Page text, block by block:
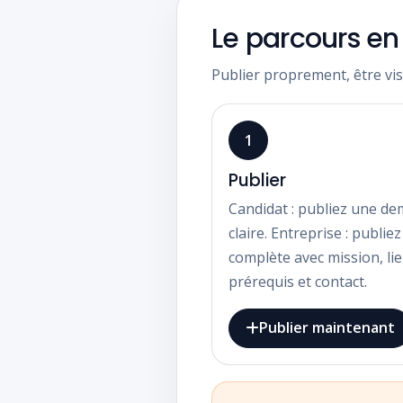
Le parcours
Publier proprement, être
1
Publier
Candidat : publiez une
claire. Entreprise :
complète avec mission,
prérequis et contact.
Publier maintenant